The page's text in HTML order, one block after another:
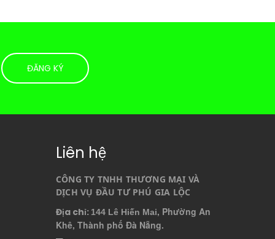
Liên hệ
CÔNG TY TNHH THƯƠNG MẠI VÀ
DỊCH VỤ ĐẦU TƯ PHÚ GIA LỘC
Địa chỉ: 144 Lê Hiến Mai, Phường An
Khê, Thành phố Đà Nẵng.